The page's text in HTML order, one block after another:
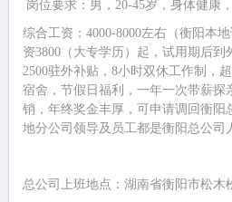
岗位要求：男，20-45岁，身体健康
综合工资：4000-8000左右（衡阳本
资3800（大专学历）起，试用期后到
2500驻外补贴，8小时双休工作制，
宿舍，节假日福利，一年一次带薪探
销，年终奖金丰厚，可申请调回衡阳
地分公司领导及员工都是衡阳总公司
总公司上班地点：湖南省衡阳市松木